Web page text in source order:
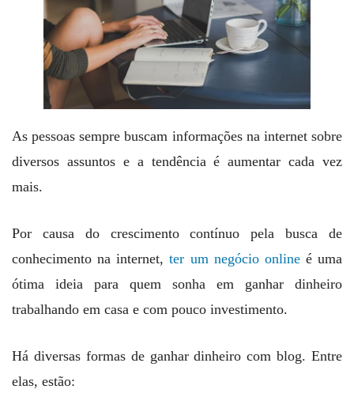
As pessoas sempre buscam informações na internet sobre
diversos assuntos e a tendência é aumentar cada vez
mais.
Por causa do crescimento contínuo pela busca de
conhecimento na internet,ter um negócio onlineé uma
ótima ideia para quem sonha em ganhar dinheiro
trabalhando em casa e com pouco investimento.
Há diversas formas de ganhar dinheiro com blog. Entre
elas, estão: